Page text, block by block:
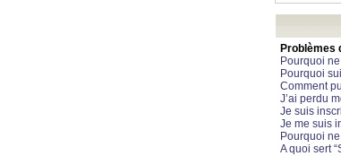
Problèmes
Pourquoi
Pourquoi
Comment
J’ai perdu
Je suis
Je me suis
Pourquoi
A quoi sert